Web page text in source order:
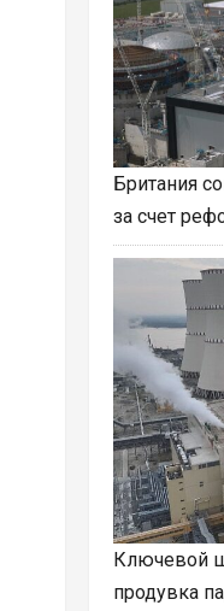
Британия
за счет
Ключевой
продувка